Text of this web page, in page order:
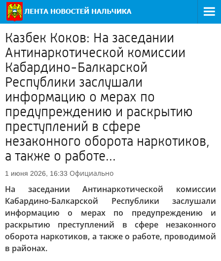
Казбек Коков: На заседании
Антинаркотической комиссии
Кабардино-Балкарской
Республики заслушали
информацию о мерах по
предупреждению и раскрытию
преступлений в сфере
незаконного оборота наркотиков,
а также о работе...
1 июня 2026, 16:33 Официально
На заседании Антинаркотической комиссии
Кабардино-Балкарской Республики заслушали
информацию о мерах по предупреждению и
раскрытию преступлений в сфере незаконного
оборота наркотиков, а также о работе, проводимой
в районах.